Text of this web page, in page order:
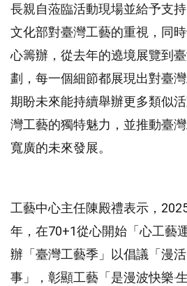
長親自蒞臨活動現場並給予支
文化部對臺灣工藝的重視，同
心籌辦，從去年的遶境展覽到
劃，每一個細節都展現出對臺灣
期盼未來能持續舉辦更多類似
灣工藝的獨特魅力，並推動臺
寬廣的未來發展。
工藝中心主任陳殿禮表示，
年，在70+1從心開始「心工藝
辦「臺灣工藝季」以倡議「漫
事」，彰顯工藝「是漫波快樂‧